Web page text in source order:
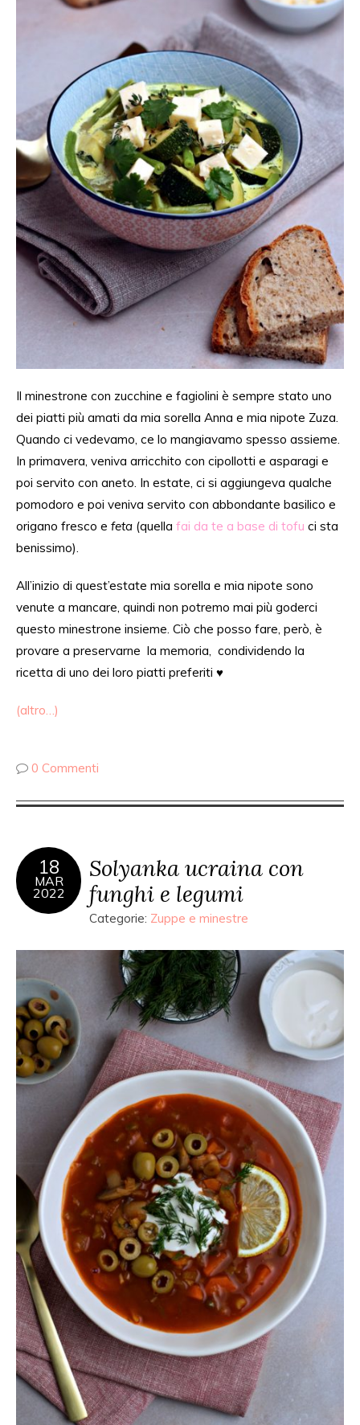
Il minestrone con zucchine e fagiolini è sempre stato uno
dei piatti più amati da mia sorella Anna e mia nipote Zuza.
Quando ci vedevamo, ce lo mangiavamo spesso assieme.
In primavera, veniva arricchito con cipollotti e asparagi e
poi servito con aneto. In estate, ci si aggiungeva qualche
pomodoro e poi veniva servito con abbondante basilico e
origano fresco e feta (quella fai da te a base di tofu ci sta
benissimo).
All’inizio di quest’estate mia sorella e mia nipote sono
venute a mancare, quindi non potremo mai più goderci
questo minestrone insieme. Ciò che posso fare, però, è
provare a preservarne la memoria, condividendo la
ricetta di uno dei loro piatti preferiti ♥
(altro…)
0 Commenti
18
MAR
2022
Solyanka ucraina con
funghi e legumi
Categorie: Zuppe e minestre